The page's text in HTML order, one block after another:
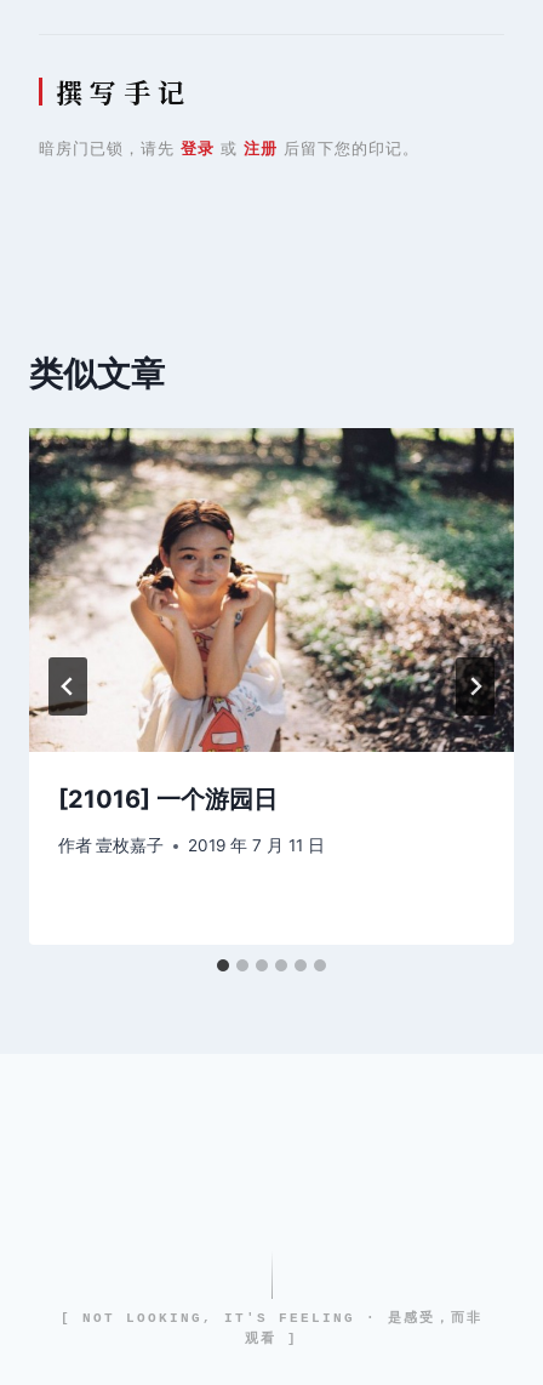
撰 写 手 记
暗房门已锁，请先 登录 或 注册 后留下您的印记。
类似文章
[21016] 一个游园日
作者壹枚嘉子 2019 年 7 月 11 日
[ NOT LOOKING, IT'S FEELING · 是感受，而非
观看 ]